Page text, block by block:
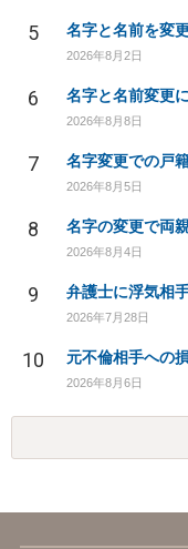
5 名字と名前を変
2026年8月2日
6 名字と名前変更
2026年8月8日
7 名字変更での戸
2026年8月5日
8 名字の変更で両
2026年8月4日
9 弁護士に浮気相
2026年7月28日
10 元不倫相手への
2026年8月6日